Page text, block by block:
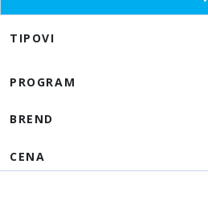
TIPOVI
PROGRAM
BREND
CENA